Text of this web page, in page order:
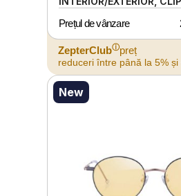
Prețul de vânzare
ZepterClubⓘpreț
reduceri între până la 5% și
New